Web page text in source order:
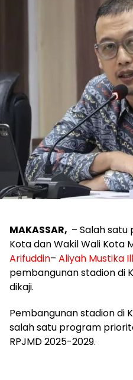
MAKASSAR, – Salah
Kota dan Wakil Wali Kota
Arifuddin– Aliyah Mustika
pembangunan stadion di
dikaji.
Pembangunan stadion di
salah satu program
RPJMD 2025-2029.